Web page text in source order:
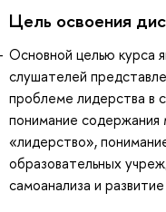
Цель освоения
Основной целью курса
слушателей
проблеме лидерства в
понимание содержания
«лидерство»,
образовательных
самоанализа и